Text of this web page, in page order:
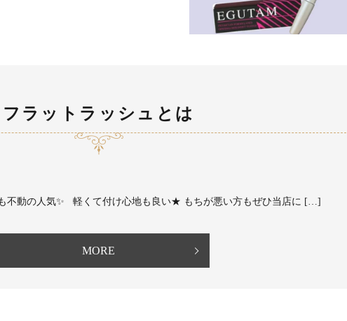
フラットラッシュとは
不動の人気✨ 軽くて付け心地も良い★ もちが悪い方もぜひ当店に […]
MORE